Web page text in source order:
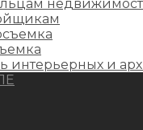
интерьерных и